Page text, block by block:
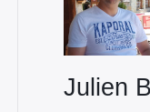
Julien
Rechercher